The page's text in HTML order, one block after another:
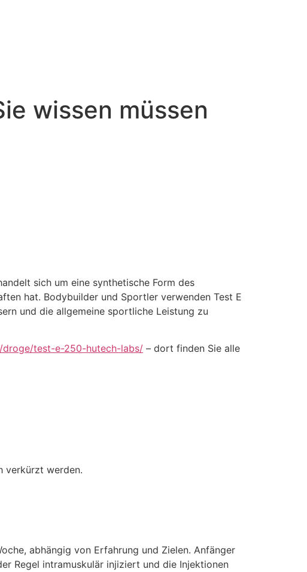
wissen müssen
sich um eine synthetische Form des
hat. Bodybuilder und Sportler verwenden Test E
und die allgemeine sportliche Leistung zu
test-e-250-hutech-labs/ – dort finden Sie alle
verkürzt werden.
abhängig von Erfahrung und Zielen. Anfänger
Regel intramuskulär injiziert und die Injektionen